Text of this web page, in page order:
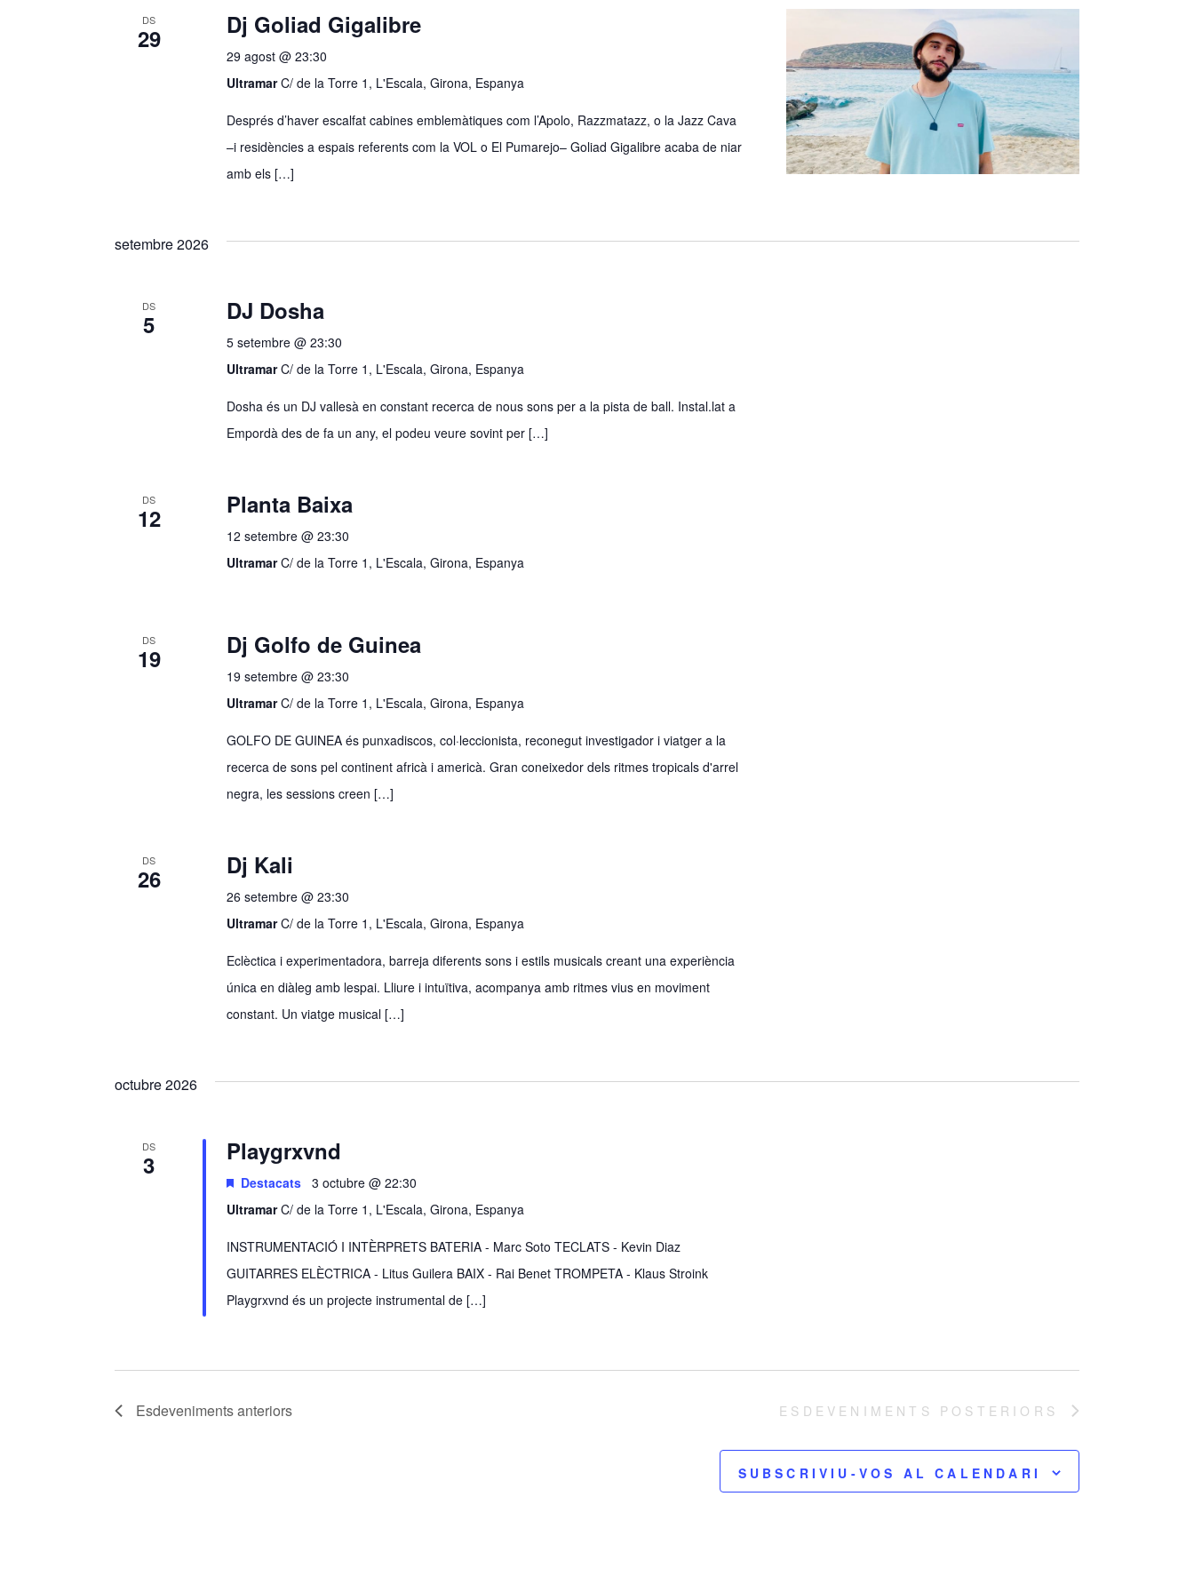
DS
29 Dj Goliad Gigalibre
29 agost @ 23:30
UltramarC/ de la Torre 1, L'Escala, Girona, Espanya
Després d’haver escalfat cabines emblemàtiques com l’Apolo, Razzmatazz, o la Jazz Cava
–i residències a espais referents com la VOL o El Pumarejo– Goliad Gigalibre acaba de niar
amb els […]
setembre 2026
DS
5 DJ Dosha
5 setembre @ 23:30
UltramarC/ de la Torre 1, L'Escala, Girona, Espanya
Dosha és un DJ vallesà en constant recerca de nous sons per a la pista de ball. Instal.lat a
Empordà des de fa un any, el podeu veure sovint per […]
DS
12 Planta Baixa
12 setembre @ 23:30
UltramarC/ de la Torre 1, L'Escala, Girona, Espanya
DS
19 Dj Golfo de Guinea
19 setembre @ 23:30
UltramarC/ de la Torre 1, L'Escala, Girona, Espanya
GOLFO DE GUINEA és punxadiscos, col·leccionista, reconegut investigador i viatger a la
recerca de sons pel continent africà i americà. Gran coneixedor dels ritmes tropicals d'arrel
negra, les sessions creen […]
DS
26 Dj Kali
26 setembre @ 23:30
UltramarC/ de la Torre 1, L'Escala, Girona, Espanya
Eclèctica i experimentadora, barreja diferents sons i estils musicals creant una experiència
única en diàleg amb lespai. Lliure i intuïtiva, acompanya amb ritmes vius en moviment
constant. Un viatge musical […]
octubre 2026
DS
3 Playgrxvnd
Destacats
3 octubre @ 22:30
UltramarC/ de la Torre 1, L'Escala, Girona, Espanya
INSTRUMENTACIÓ I INTÈRPRETS BATERIA - Marc Soto TECLATS - Kevin Diaz
GUITARRES ELÈCTRICA - Litus Guilera BAIX - Rai Benet TROMPETA - Klaus Stroink
Playgrxvnd és un projecte instrumental de […]
Esdevenimentsanteriors ESDEVENIMENTS POSTERIORS
SUBSCRIVIU-VOS AL CALENDARI